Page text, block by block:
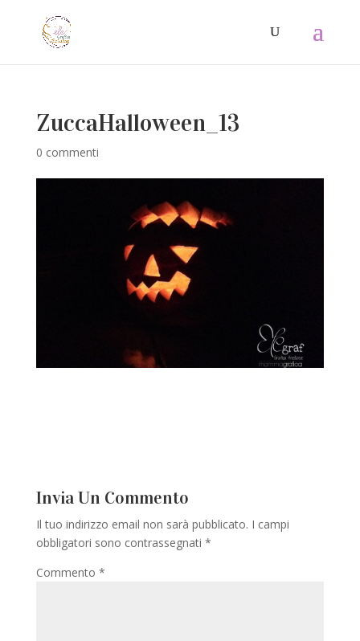
ZuccaHalloween_13
0 commenti
Invia Un Commento
Il tuo indirizzo email non sarà pubblicato. I campi
obbligatori sono contrassegnati *
Commento *